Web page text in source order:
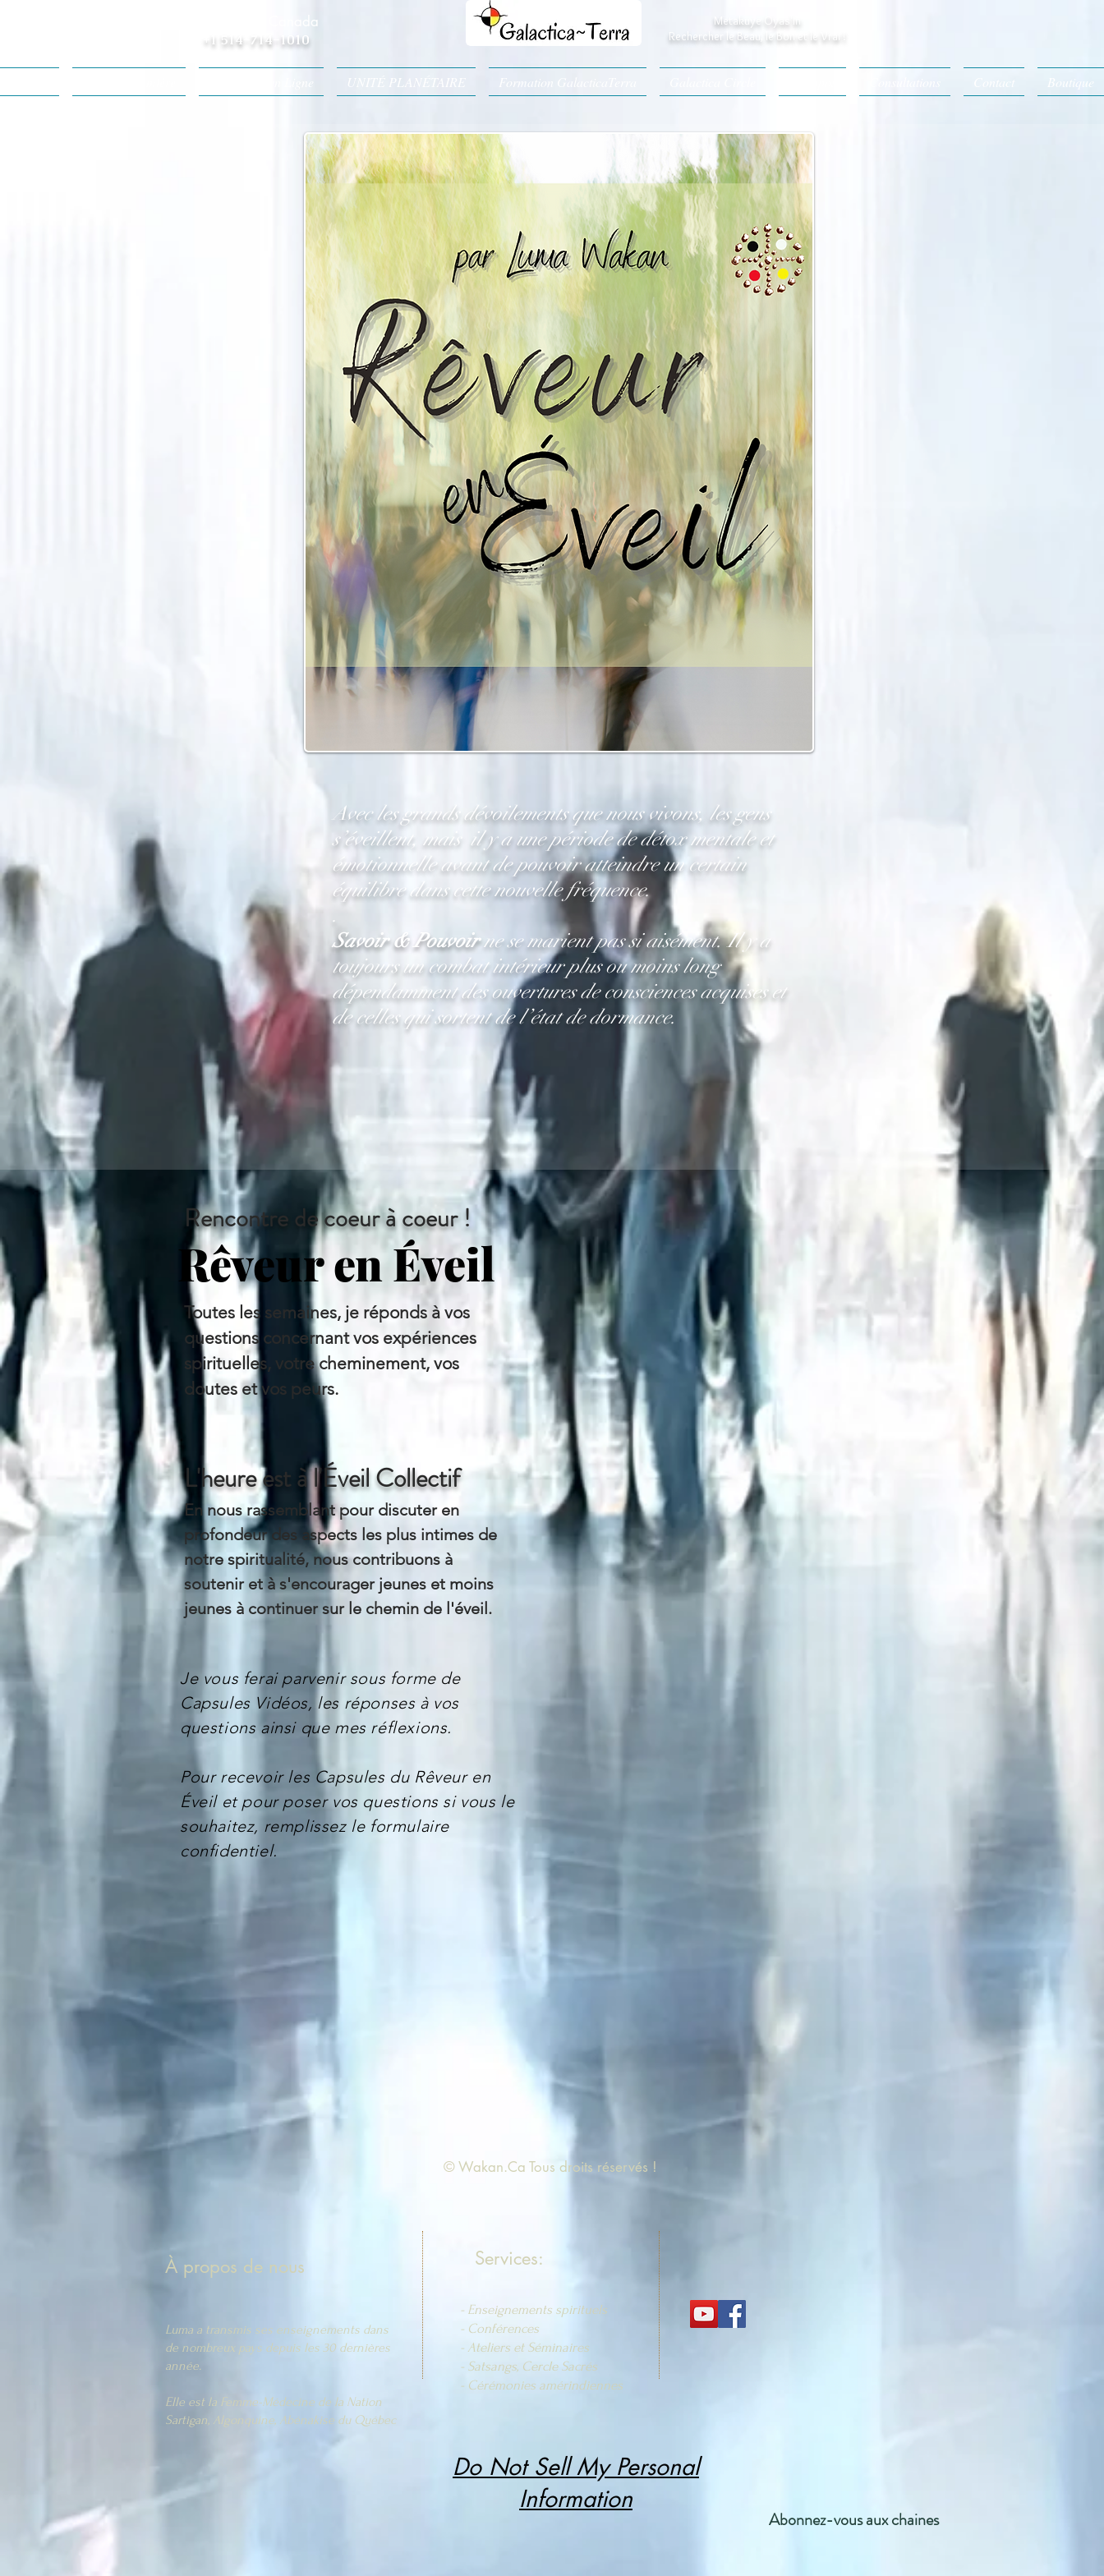
Informations Canada
+1 514-714-1010
Metakuye Oyas'in
Rechercher le Beau, le Bon et le Vrai !
UNITÉ PLANÉTAIRE Formation GalacticaTerra Boutique
Avec les grands dévoilements que nous vivons, les gens
s’éveillent, mais il y a une période de détox mentale et
émotionnelle avant de pouvoir atteindre un certain
équilibre dans cette nouvelle fréquence.
.
Savoir & Pouvoirne se marient pas si aisément. Il y a
toujours un combat intérieur plus ou moins long
dépendamment des ouvertures de consciences acquises et
de celles qui sortent de l’état de dormance.
Rencontre de coeur à coeur !
​Rêveur en Éveil
Toutes les semaines, je réponds à vos
questions concernant vos expériences
spirituelles, votre cheminement, vos
doutes et vos peurs.
L'heure est à l'Éveil Collectif
En nous rassemblant pour discuter en
profondeur des aspects les plus intimes de
notre spiritualité, nous contribuons à
soutenir et à s'encourager jeunes et moins
jeunes à continuer sur le chemin de l'éveil.
Je vous ferai parvenir sous forme de
Capsules Vidéos, les réponses à vos
questions ainsi que mes réflexions.
Pour recevoir les Capsules du Rêveur en
Éveil et pour poser vos questions si vous le
souhaitez, remplissez le formulaire
confidentiel.
© Wakan.Ca Tous droits réservés !
À propos de nous
Luma a transmis ses enseignements dans
de nombreux pays depuis les 30 dernières
année.
Elle est la Femme-Médecine de la Nation
Sartigan, Algonquine, Abénakise du Québec
Services:
- Enseignements spirituels
- Conférences
- Ateliers et Séminaires
- Satsangs, Cercle Sacrés
- Cérémonies amérindiennes
Do Not Sell My Personal
Information
Abonnez-vous aux chaines